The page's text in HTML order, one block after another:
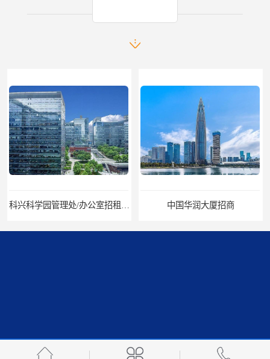
中国华润大厦招商
招商局广场出租 华润置地大厦招租